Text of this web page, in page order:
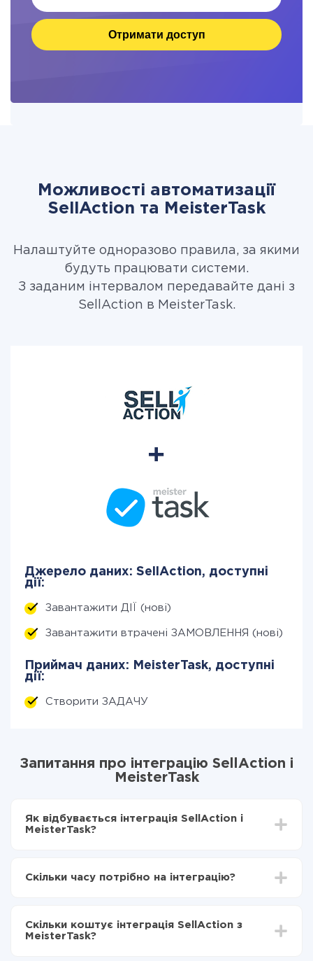
Отримати доступ
Можливості автоматизації
SellAction та MeisterTask
Налаштуйте одноразово правила, за якими
будуть працювати системи.
З заданим інтервалом передавайте дані з
SellAction в MeisterTask.
Джерело даних: SellAction, доступні
дії:
Завантажити ДІЇ (нові)
Завантажити втрачені ЗАМОВЛЕННЯ (нові)
Приймач даних: MeisterTask, доступні
дії:
Створити ЗАДАЧУ
Запитання про інтеграцію SellAction і
MeisterTask
Як відбувається інтеграція SellAction і
MeisterTask?
Вибираєте які дані передавати з SellAction в
Тепер дані будуть автоматично передаватися з
SellAction в MeisterTask
Скільки часу потрібно на інтеграцію?
становити від 5-ти до 30-хвилин. У середньому
налаштування займає 10-15 хвилин.
Скільки коштує інтеграція SellAction з
MeisterTask?